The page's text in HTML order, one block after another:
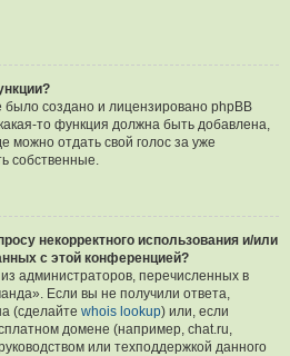
создано и лицензировано phpBB
то функция должна быть добавлена,
можно отдать свой голос за уже
собственные.
некорректного использования и/или
с этой конференцией?
администраторов, перечисленных в
Если вы не получили ответа,
(сделайте whois lookup) или, если
домене (например, chat.ru,
или техподдержкой данного